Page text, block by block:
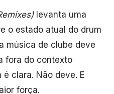
levanta uma
o estado atual do drum
música de clube deve
fora do contexto
clara. Não deve. E
força.